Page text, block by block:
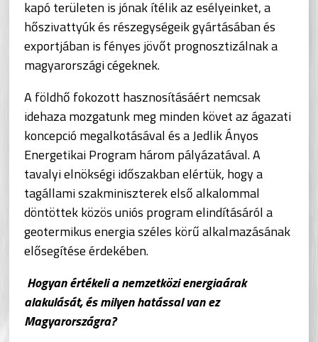
kapó területen is jónak ítélik az esélyeinket, a
hőszivattyúk és részegységeik gyártásában és
exportjában is fényes jövőt prognosztizálnak a
magyarországi cégeknek.
A földhő fokozott hasznosításáért nemcsak
idehaza mozgatunk meg minden követ az ágazati
koncepció megalkotásával és a Jedlik Ányos
Energetikai Program három pályázatával. A
tavalyi elnökségi időszakban elértük, hogy a
tagállami szakminiszterek első alkalommal
döntöttek közös uniós program elindításáról a
geotermikus energia széles körű alkalmazásának
elősegítése érdekében.
Hogyan értékeli a nemzetközi energiaárak
alakulását, és milyen hatással van ez
Magyarországra?